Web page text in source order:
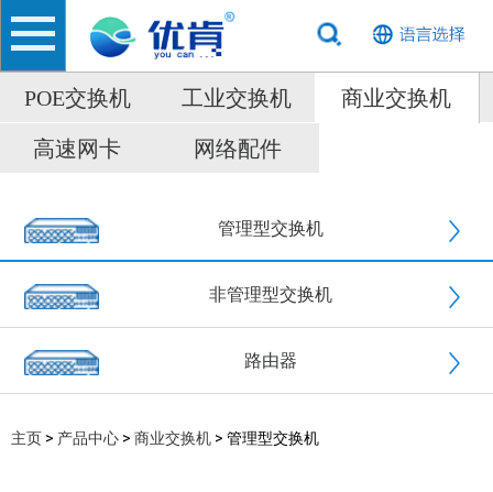
POE交换机 工业交换机 商业交换机
高速网卡 网络配件
管理型交换机
非管理型交换机
路由器
主页 > 产品中心 > 商业交换机 > 管理型交换机